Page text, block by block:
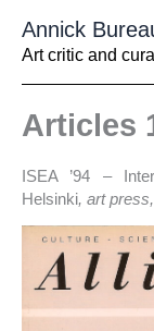
contenu
Annick
Art critic and
Articles
ISEA ’94 –
Helsinki, art press,